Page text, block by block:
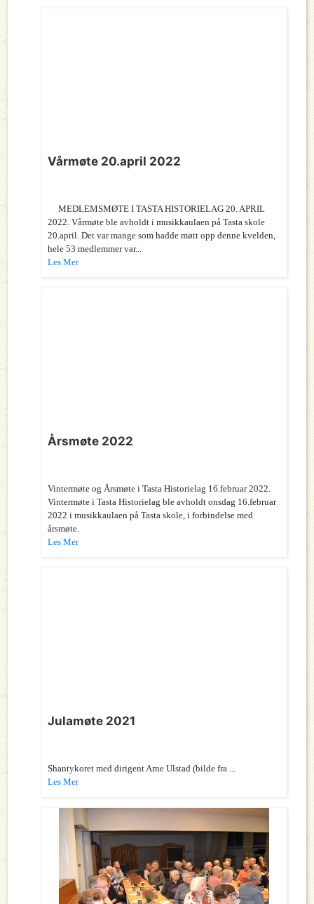
Vårmøte 20.april 2022
MEDLEMSMØTE I TASTA HISTORIELAG 20. APRIL
2022. Vårmøte ble avholdt i musikkaulaen på Tasta skole
20.april. Det var mange som hadde møtt opp denne kvelden,
hele 53 medlemmer var...
Les Mer
Årsmøte 2022
Vintermøte og Årsmøte i Tasta Historielag 16.februar 2022.
Vintermøte i Tasta Historielag ble avholdt onsdag 16.februar
2022 i musikkaulaen på Tasta skole, i forbindelse med
årsmøte.
Les Mer
Julamøte 2021
Shantykoret med dirigent Arne Ulstad (bilde fra ...
Les Mer